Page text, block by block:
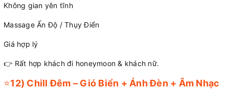
Không gian yên tĩnh
Massage Ấn Độ / Thụy Điển
Giá hợp lý
👉 Rất hợp khách đi honeymoon & khách nữ.
⭐12) Chill Đêm – Gió Biển + Ánh Đèn + Âm Nhạc